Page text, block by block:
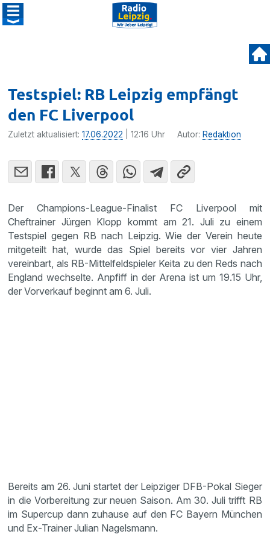
Testspiel: RB Leipzig empfängt
den FC Liverpool
Zuletzt aktualisiert:17.06.2022 | 12:16 Uhr Autor: Redaktion
Der Champions-League-Finalist FC Liverpool mit
Cheftrainer Jürgen Klopp kommt am 21. Juli zu einem
Testspiel gegen RB nach Leipzig. Wie der Verein heute
mitgeteilt hat, wurde das Spiel bereits vor vier Jahren
vereinbart, als RB-Mittelfeldspieler Keita zu den Reds nach
England wechselte. Anpfiff in der Arena ist um 19.15 Uhr,
der Vorverkauf beginnt am 6. Juli.
Bereits am 26. Juni startet der Leipziger DFB-Pokal Sieger
in die Vorbereitung zur neuen Saison. Am 30. Juli trifft RB
im Supercup dann zuhause auf den FC Bayern München
und Ex-Trainer Julian Nagelsmann.